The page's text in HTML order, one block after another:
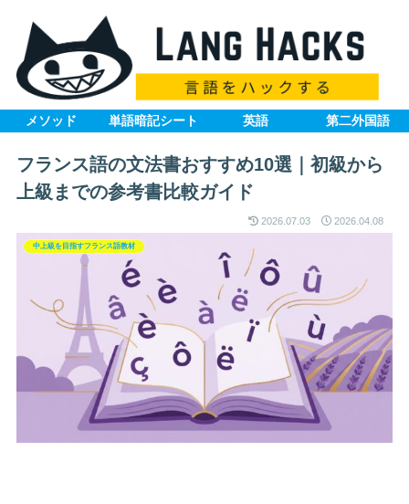
メソッド 単語暗記シート 英語 第二外国語
フランス語の文法書おすすめ10選｜初級から
上級までの参考書比較ガイド
2026.07.03 2026.04.08
中上級を目指すフランス語教材